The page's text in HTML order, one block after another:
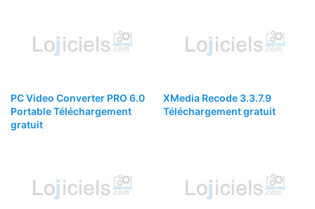
PC Video Converter PRO 6.0
Portable Téléchargement
gratuit
XMedia Recode 3.3.7.9
Téléchargement gratuit